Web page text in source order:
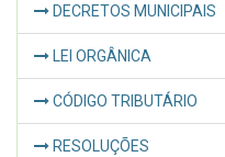
DECRETOS MUNICIPAIS
LEI ORGÂNICA
CÓDIGO TRIBUTÁRIO
RESOLUÇÕES